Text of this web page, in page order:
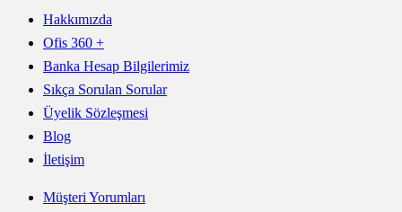
Hakkımızda
Ofis 360 +
Banka Hesap Bilgilerimiz
Sıkça Sorulan Sorular
Üyelik Sözleşmesi
Blog
İletişim
Müşteri Yorumları